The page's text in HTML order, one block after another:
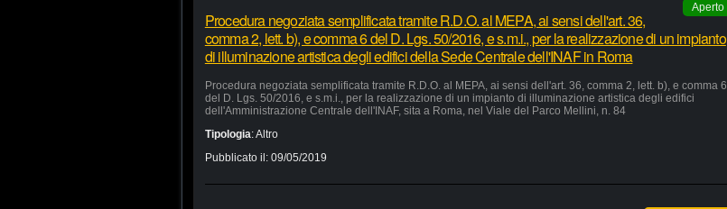
Aperto
Procedura negoziata semplificata tramite R.D.O. al MEPA, ai sensi dell'art. 36,
comma 2, lett. b), e comma 6 del D. Lgs. 50/2016, e s.m.i., per la realizzazione di un impianto
di illuminazione artistica degli edifici della Sede Centrale dell'INAF in Roma
Procedura negoziata semplificata tramite R.D.O. al MEPA, ai sensi dell'art. 36, comma 2, lett. b), e comma 6
del D. Lgs. 50/2016, e s.m.i., per la realizzazione di un impianto di illuminazione artistica degli edifici
dell'Amministrazione Centrale dell'INAF, sita a Roma, nel Viale del Parco Mellini, n. 84
Tipologia:Altro
Pubblicato il: 09/05/2019